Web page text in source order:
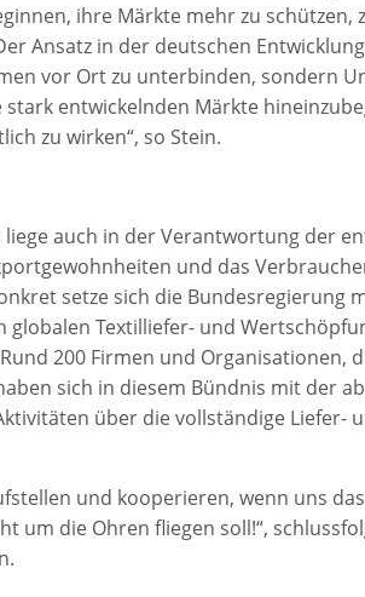
ihre Märkte mehr zu schützen,
Ansatz in der deutschen
vor Ort zu unterbinden, sondern
entwickelnden Märkte
zu wirken“, so Stein.
liege auch in der Verantwortung der
und das
setze sich die Bundesregierung
globalen Textilliefer- und
200 Firmen und Organisationen,
sich in diesem Bündnis mit der
über die vollständige Liefer-
und kooperieren, wenn uns
um die Ohren fliegen soll!“,